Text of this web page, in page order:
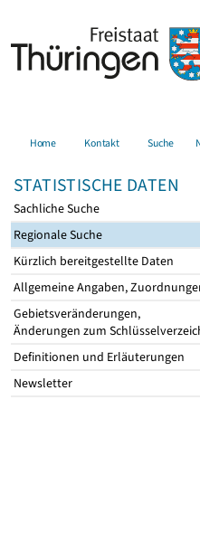
Home Kontakt Suche
STATISTISCHE DATEN
Sachliche Suche
Regionale Suche
Kürzlich bereitgestellte Daten
Allgemeine Angaben,
Gebietsveränderungen,
Änderungen zum
Definitionen und Erläuterungen
Newsletter